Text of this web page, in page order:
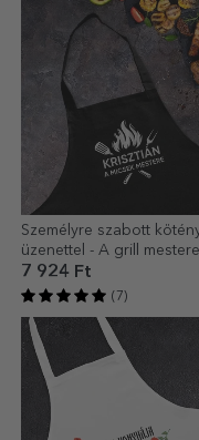
Személyre szabott
üzenettel - A grill mestere
7 924 Ft
(7)